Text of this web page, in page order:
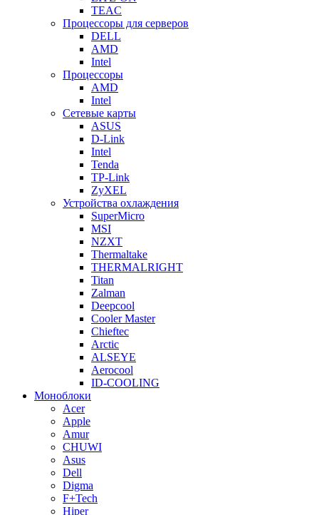
TEAC
Процессоры для серверов
DELL
AMD
Intel
Процессоры
AMD
Intel
Сетевые карты
ASUS
D-Link
Intel
Tenda
TP-Link
ZyXEL
Устройства охлаждения
SuperMicro
MSI
NZXT
Thermaltake
THERMALRIGHT
Titan
Zalman
Deepcool
Cooler Master
Chieftec
Arctic
ALSEYE
Aerocool
ID-COOLING
Моноблоки
Acer
Apple
Amur
CHUWI
Asus
Dell
Digma
F+Tech
Hiper